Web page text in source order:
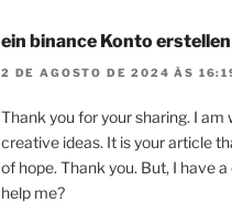
ein binance Konto erstellen
2 DE AGOSTO DE 2024 ÀS
Thank you for your sharing. I am
creative ideas. It is your article
of hope. Thank you. But, I have
help me?